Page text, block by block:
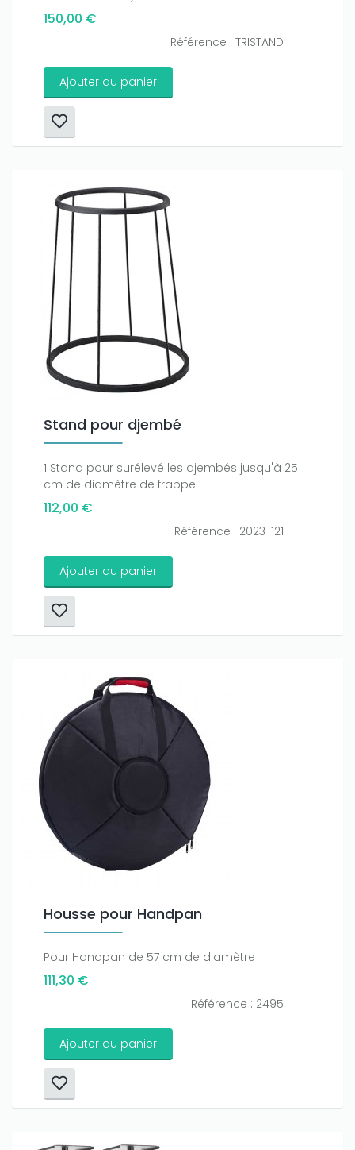
150,00 €
Référence : TRISTAND
Ajouter au panier
Stand pour djembé
1 Stand pour surélevé les djembés jusqu'à 25
cm de diamètre de frappe.
112,00 €
Référence : 2023-121
Ajouter au panier
Housse pour Handpan
Pour Handpan de 57 cm de diamètre
111,30 €
Référence : 2495
Ajouter au panier